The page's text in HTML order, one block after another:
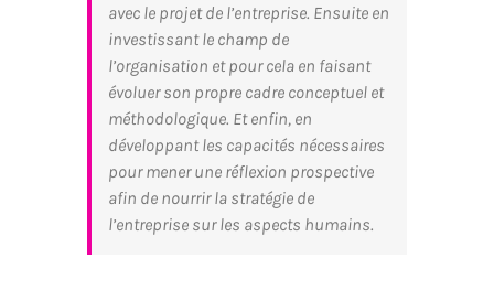
avec le projet de l’entreprise. Ensuite en
investissant le champ de
l’organisation et pour cela en faisant
évoluer son propre cadre conceptuel et
méthodologique. Et enfin, en
développant les capacités nécessaires
pour mener une réflexion prospective
afin de nourrir la stratégie de
l’entreprise sur les aspects humains.